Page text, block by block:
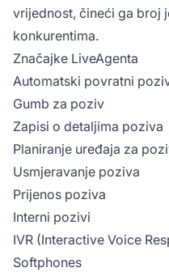
vrijednost, čineći ga broj
konkurentima.
Značajke LiveAgenta
Automatski povratni
Gumb za poziv
Zapisi o detaljima poziva
Planiranje uređaja za
Usmjeravanje poziva
Prijenos poziva
Interni pozivi
IVR (Interactive Voice
Softphones